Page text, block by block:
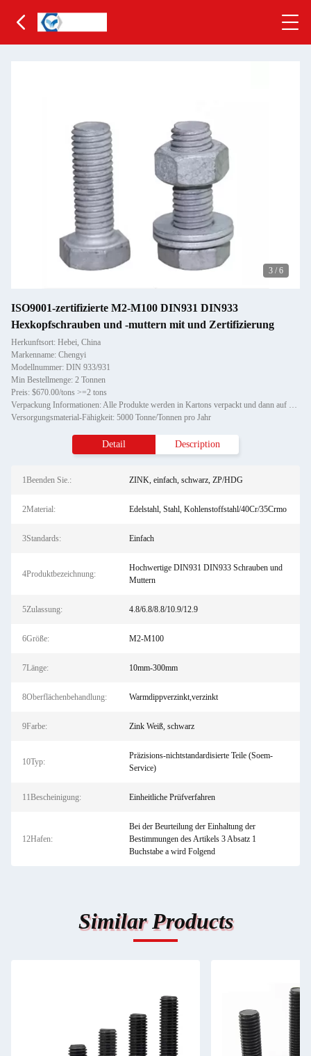
3 / 6
ISO9001-zertifizierte M2-M100 DIN931 DIN933
Hexkopfschrauben und -muttern mit und Zertifizierung
Herkunftsort: Hebei, China
Markenname: Chengyi
Modellnummer: DIN 933/931
Min Bestellmenge: 2 Tonnen
Preis: $670.00/tons >=2 tons
Verpackung Informationen: Alle Produkte werden in Kartons verpackt und dann auf Holzpaletten gespielt.
Versorgungsmaterial-Fähigkeit: 5000 Tonne/Tonnen pro Jahr
Detail Description
1Beenden Sie.: ZINK, einfach, schwarz, ZP/HDG
2Material: Edelstahl, Stahl, Kohlenstoffstahl/40Cr/35Crmo
3Standards: Einfach
4Produktbezeichnung:
Hochwertige DIN931 DIN933 Schrauben und
Muttern
5Zulassung: 4.8/6.8/8.8/10.9/12.9
6Größe: M2-M100
7Länge: 10mm-300mm
8Oberflächenbehandlung: Warmdippverzinkt,verzinkt
9Farbe: Zink Weiß, schwarz
10Typ:
Präzisions-nichtstandardisierte Teile (Soem-
Service)
11Bescheinigung: Einheitliche Prüfverfahren
12Hafen:
Bei der Beurteilung der Einhaltung der
Bestimmungen des Artikels 3 Absatz 1
Buchstabe a wird Folgend
Similar Products